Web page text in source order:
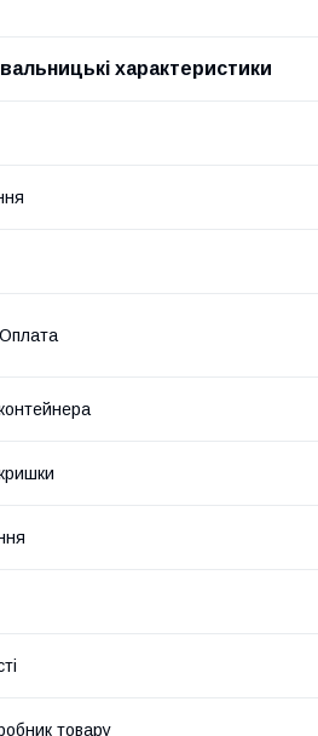
характеристики
товару